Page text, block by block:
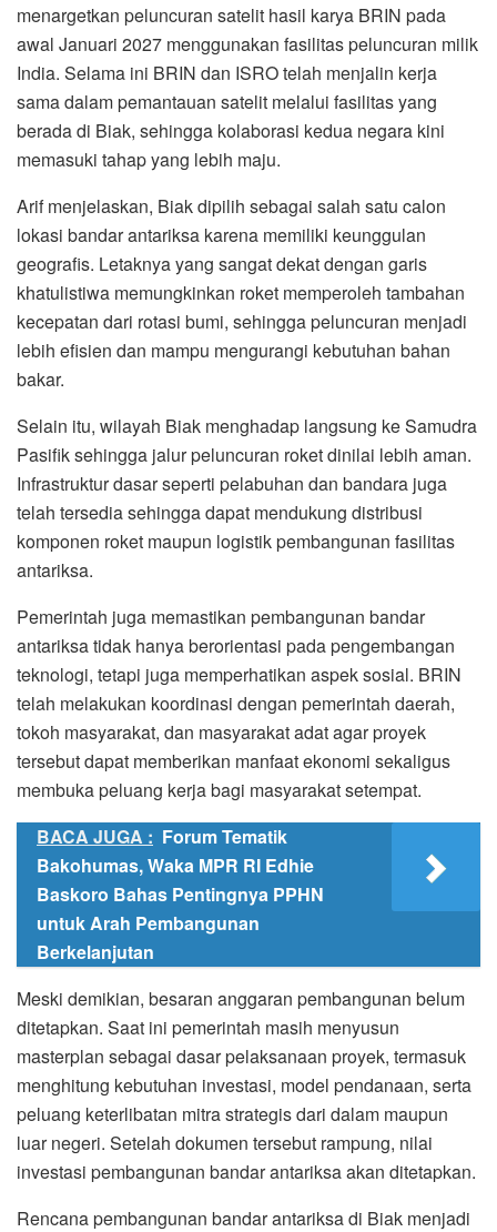
menargetkan peluncuran satelit hasil karya BRIN pada
awal Januari 2027 menggunakan fasilitas peluncuran milik
India. Selama ini BRIN dan ISRO telah menjalin kerja
sama dalam pemantauan satelit melalui fasilitas yang
berada di Biak, sehingga kolaborasi kedua negara kini
memasuki tahap yang lebih maju.
Arif menjelaskan, Biak dipilih sebagai salah satu calon
lokasi bandar antariksa karena memiliki keunggulan
geografis. Letaknya yang sangat dekat dengan garis
khatulistiwa memungkinkan roket memperoleh tambahan
kecepatan dari rotasi bumi, sehingga peluncuran menjadi
lebih efisien dan mampu mengurangi kebutuhan bahan
bakar.
Selain itu, wilayah Biak menghadap langsung ke Samudra
Pasifik sehingga jalur peluncuran roket dinilai lebih aman.
Infrastruktur dasar seperti pelabuhan dan bandara juga
telah tersedia sehingga dapat mendukung distribusi
komponen roket maupun logistik pembangunan fasilitas
antariksa.
Pemerintah juga memastikan pembangunan bandar
antariksa tidak hanya berorientasi pada pengembangan
teknologi, tetapi juga memperhatikan aspek sosial. BRIN
telah melakukan koordinasi dengan pemerintah daerah,
tokoh masyarakat, dan masyarakat adat agar proyek
tersebut dapat memberikan manfaat ekonomi sekaligus
membuka peluang kerja bagi masyarakat setempat.
BACA JUGA : Forum Tematik
Bakohumas, Waka MPR RI Edhie
Baskoro Bahas Pentingnya PPHN
untuk Arah Pembangunan
Berkelanjutan
Meski demikian, besaran anggaran pembangunan belum
ditetapkan. Saat ini pemerintah masih menyusun
masterplan sebagai dasar pelaksanaan proyek, termasuk
menghitung kebutuhan investasi, model pendanaan, serta
peluang keterlibatan mitra strategis dari dalam maupun
luar negeri. Setelah dokumen tersebut rampung, nilai
investasi pembangunan bandar antariksa akan ditetapkan.
Rencana pembangunan bandar antariksa di Biak menjadi